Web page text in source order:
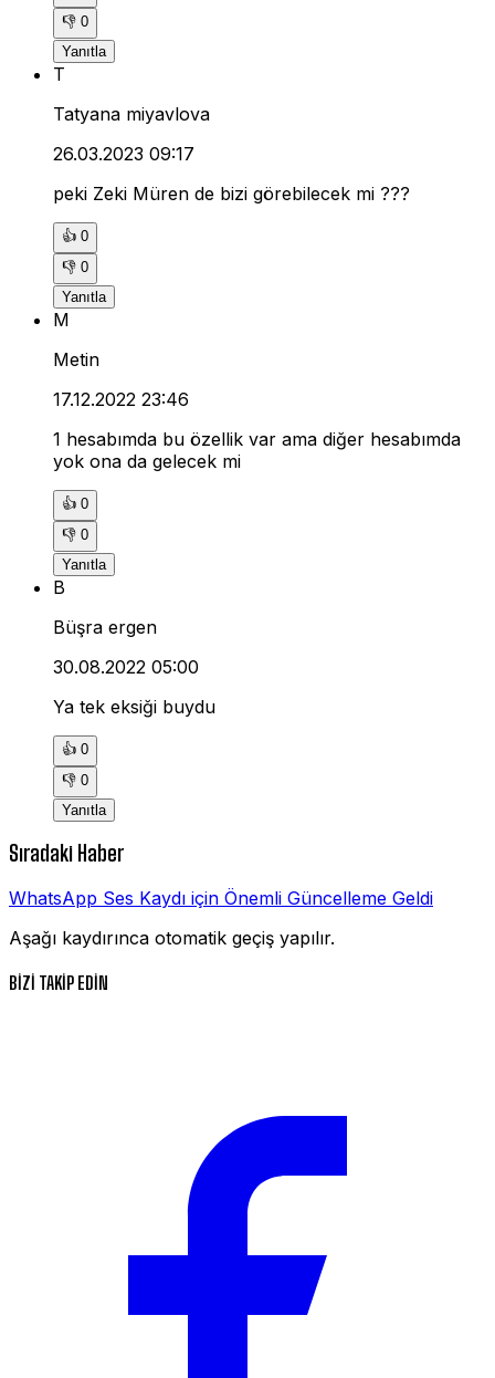
👎 0
Yanıtla
T
Tatyana miyavlova
26.03.2023 09:17
peki Zeki Müren de bizi görebilecek mi ???
👍 0
👎 0
Yanıtla
M
Metin
17.12.2022 23:46
1 hesabımda bu özellik var ama diğer hesabımda
yok ona da gelecek mi
👍 0
👎 0
Yanıtla
B
Büşra ergen
30.08.2022 05:00
Ya tek eksiği buydu
👍 0
👎 0
Yanıtla
Sıradaki Haber
WhatsApp Ses Kaydı için Önemli Güncelleme Geldi
Aşağı kaydırınca otomatik geçiş yapılır.
BİZİ TAKİP EDİN